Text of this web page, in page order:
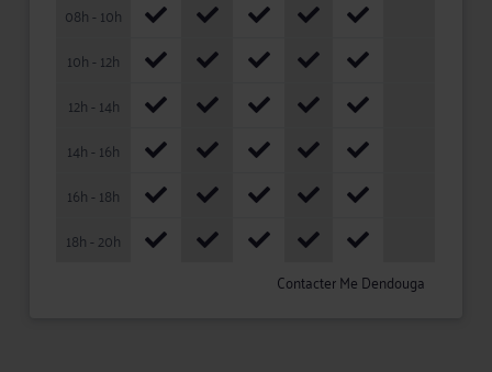
08h - 10h
10h - 12h
12h - 14h
14h - 16h
16h - 18h
18h - 20h
Contacter Me Dendouga